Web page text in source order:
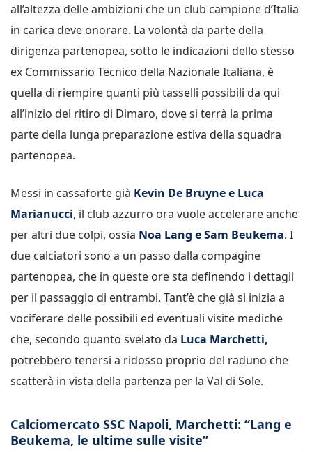
all’altezza delle ambizioni che un club campione d’Italia
in carica deve onorare. La volontà da parte della
dirigenza partenopea, sotto le indicazioni dello stesso
ex Commissario Tecnico della Nazionale Italiana, è
quella di riempire quanti più tasselli possibili da qui
all’inizio del ritiro di Dimaro, dove si terrà la prima
parte della lunga preparazione estiva della squadra
partenopea.
Messi in cassaforte già Kevin De Bruyne e Luca
Marianucci, il club azzurro ora vuole accelerare anche
per altri due colpi, ossia Noa Lang e Sam Beukema. I
due calciatori sono a un passo dalla compagine
partenopea, che in queste ore sta definendo i dettagli
per il passaggio di entrambi. Tant’è che già si inizia a
vociferare delle possibili ed eventuali visite mediche
che, secondo quanto svelato da Luca Marchetti,
potrebbero tenersi a ridosso proprio del raduno che
scatterà in vista della partenza per la Val di Sole.
Calciomercato SSC Napoli, Marchetti: “Lang e
Beukema, le ultime sulle visite”